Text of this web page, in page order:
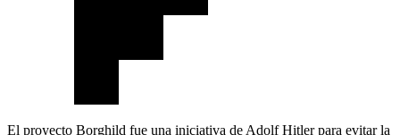
El proyecto Borghild fue una iniciativa de Adolf Hitler para evitar la